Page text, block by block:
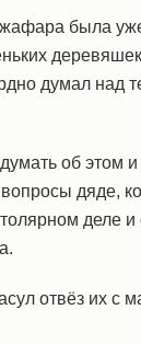
была
думал над
об этом
дяде,
деле и
отвёз их с